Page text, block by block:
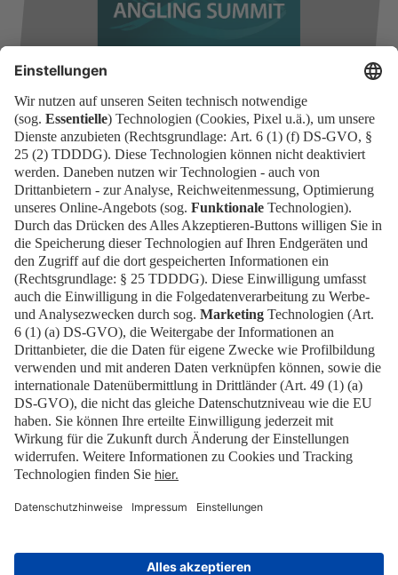
Download Logokoffer(ZIP, 10,4
MB)
Presse
EN
KontaktDownloadsNewsletterImpressum
DatenschutzCookies
Erklärung zur Barrierefreiheit